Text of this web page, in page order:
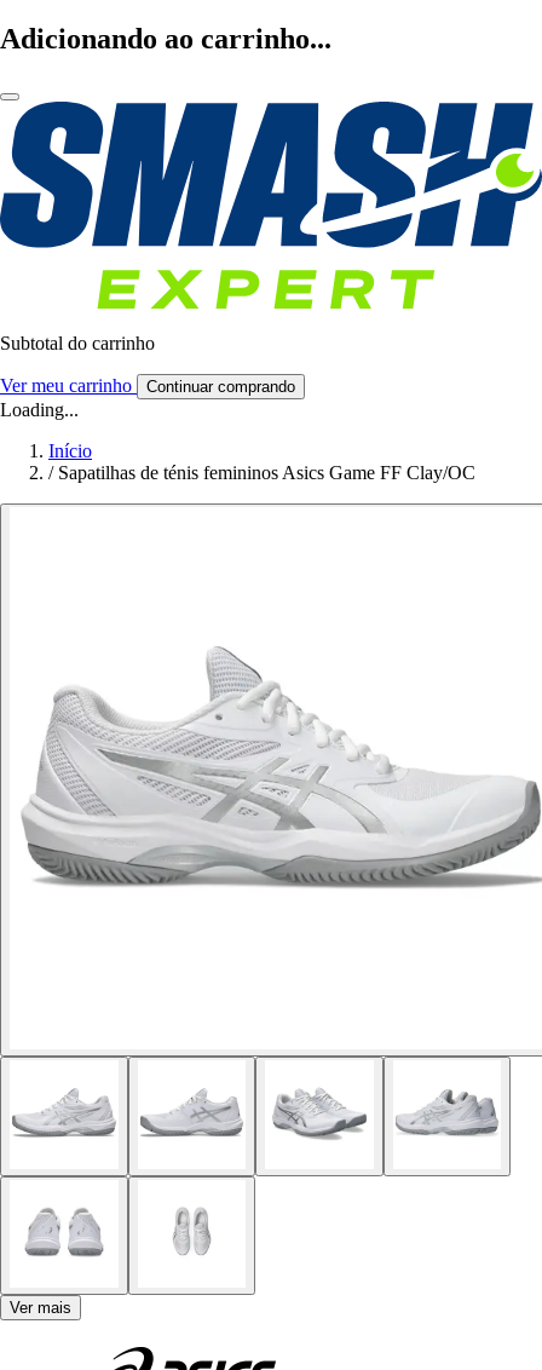
Adicionando ao carrinho...
Subtotal do carrinho
Ver meu carrinho Continuar comprando
Loading...
Início
/ Sapatilhas de ténis femininos Asics Game FF Clay/OC
Ver mais